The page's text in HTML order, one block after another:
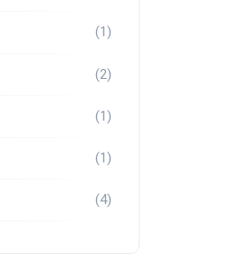
(1)
(2)
(1)
(1)
(4)